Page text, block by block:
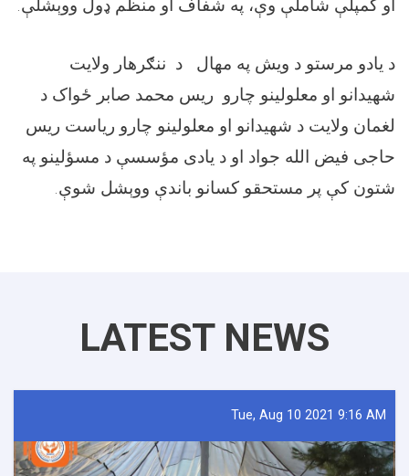
او کمپلې شاملې وې، په شفاف او منظم ډول ووېشلې.
د یادو مرستو د ويش په مهال د ننګرهار ولایت
شهیدانو او معلولینو چارو ریس محمد صابر ځواک د
لغمان ولایت د شهیدانو او معلولینو چارو ریاست ریس
حاجی فیض الله جواد او د یادی مؤسسې د مسؤلينو په
شتون کې پر مستحقو کسانو باندې ووېشل شوې.
LATEST NEWS
Tue, Aug 10 2021 9:16 AM